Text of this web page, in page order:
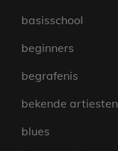
basisschool
beginners
begrafenis
bekende artiesten
blues